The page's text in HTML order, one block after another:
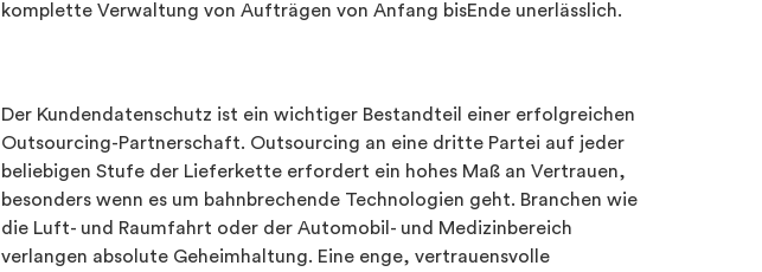
komplette Verwaltung von Aufträgen von Anfang bisEnde unerlässlich.
Der Kundendatenschutz ist ein wichtiger Bestandteil einer erfolgreichen
Outsourcing-Partnerschaft. Outsourcing an eine dritte Partei auf jeder
beliebigen Stufe der Lieferkette erfordert ein hohes Maß an Vertrauen,
besonders wenn es um bahnbrechende Technologien geht. Branchen wie
die Luft- und Raumfahrt oder der Automobil- und Medizinbereich
verlangen absolute Geheimhaltung. Eine enge, vertrauensvolle